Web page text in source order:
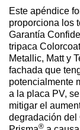
Este apéndice
proporciona los
Garantía
tripaca
Metallic, Matt y
fachada que
potencialmente
a la placa PV,
mitigar el
degradación del
®